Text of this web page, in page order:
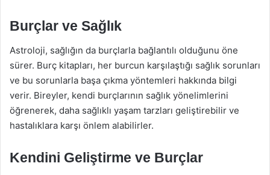
Burçlar ve Sağlık
Astroloji, sağlığın da burçlarla bağlantılı olduğunu öne
sürer. Burç kitapları, her burcun karşılaştığı sağlık sorunları
ve bu sorunlarla başa çıkma yöntemleri hakkında bilgi
verir. Bireyler, kendi burçlarının sağlık yönelimlerini
öğrenerek, daha sağlıklı yaşam tarzları geliştirebilir ve
hastalıklara karşı önlem alabilirler.
Kendini Geliştirme ve Burçlar